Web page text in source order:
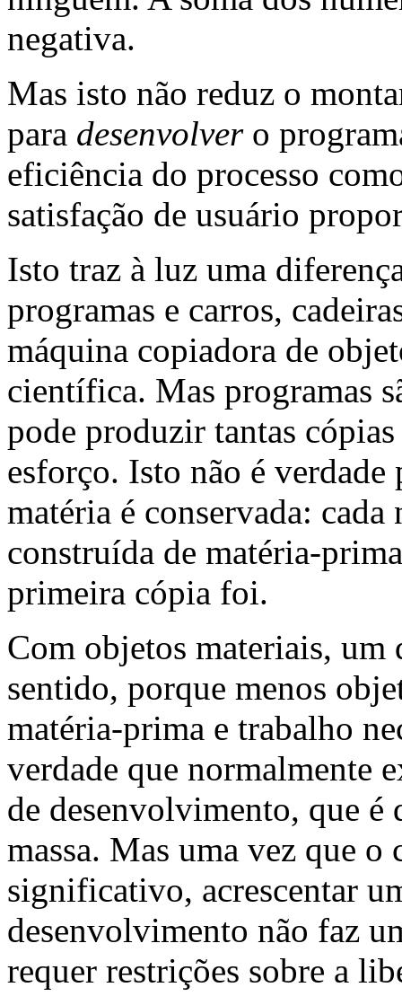
negativa.
Mas isto não reduz o
para desenvolvero
eficiência do processo
satisfação de usuário
Isto traz à luz uma
programas e carros,
máquina copiadora de
científica. Mas programas
pode produzir tantas
esforço. Isto não é
matéria é conservada:
construída de matéria-
primeira cópia foi.
Com objetos materiais,
sentido, porque menos
matéria-prima e trabalho
verdade que normalmente
de desenvolvimento, que
massa. Mas uma vez que o
significativo, acrescentar
desenvolvimento não faz
requer restrições sobre a